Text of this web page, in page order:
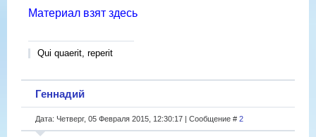
Материал взят здесь
Qui quaerit, reperit
Геннадий
Дата: Четверг, 05 Февраля 2015, 12:30:17 | Сообщение # 2